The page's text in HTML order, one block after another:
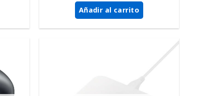
Añadir al carrito